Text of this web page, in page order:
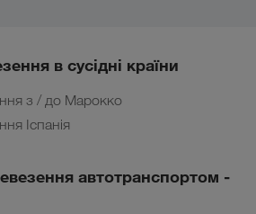
в сусідні країни
з / до Марокко
Іспанія
автотранспортом -